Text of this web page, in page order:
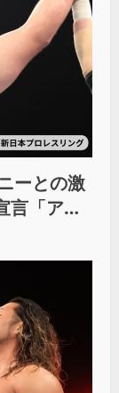
ーとの激
言「アイ